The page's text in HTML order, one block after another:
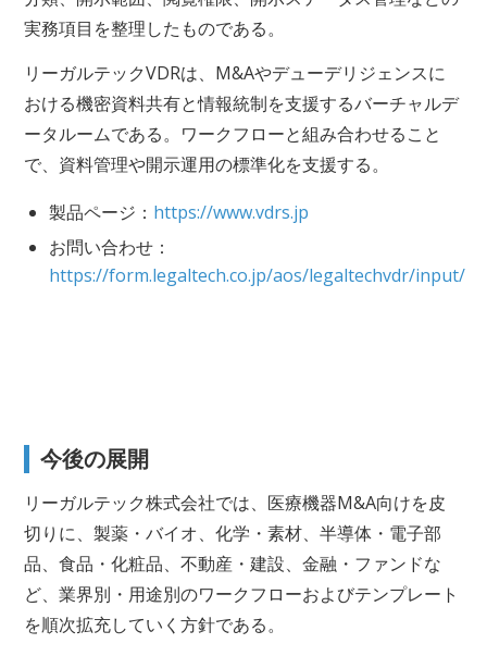
実務項目を整理したものである。
リーガルテックVDRは、M&Aやデューデリジェンスに
おける機密資料共有と情報統制を支援するバーチャルデ
ータルームである。ワークフローと組み合わせること
で、資料管理や開示運用の標準化を支援する。
製品ページ： https://www.vdrs.jp
お問い合わせ：
https://form.legaltech.co.jp/aos/legaltechvdr/input/
今後の展開
リーガルテック株式会社では、医療機器M&A向けを皮
切りに、製薬・バイオ、化学・素材、半導体・電子部
品、食品・化粧品、不動産・建設、金融・ファンドな
ど、業界別・用途別のワークフローおよびテンプレート
を順次拡充していく方針である。